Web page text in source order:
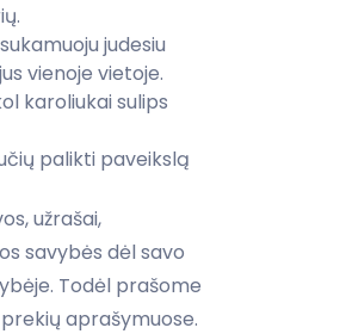
judesiu
vienoje vietoje.
karoliukai sulips
palikti paveikslą
užrašai,
savybės dėl savo
Todėl prašome
aprašymuose.